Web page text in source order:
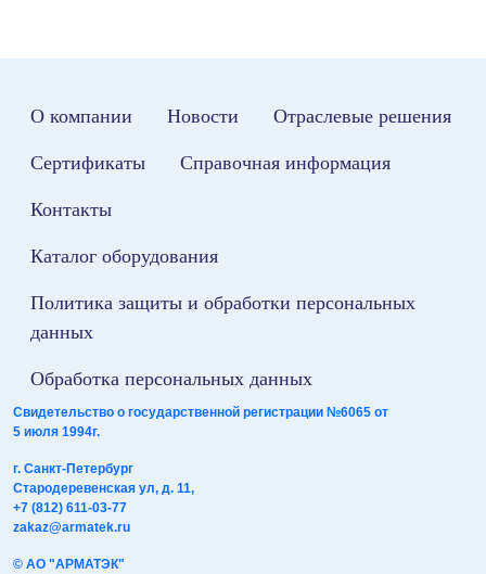
О компании Новости Отраслевые решения
Сертификаты Справочная информация
Контакты
Каталог оборудования
Политика защиты и обработки персональных
данных
Обработка персональных данных
Свидетельство о государственной регистрации №6065 от
5 июля 1994г.
г. Санкт-Петербург
Стародеревенская ул, д. 11,
+7 (812) 611-03-77
zakaz@armatek.ru
© АО "АРМАТЭК"